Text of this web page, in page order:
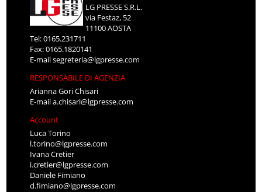
LG PRESSE S.R.L.
via Festaz, 52
11100 AOSTA
Tel: 0165.231711
Fax: 0165.1820141
E-mailsegreteria@lgpresse.com
RESPONSABILE DI AGENZIA
Arianna Gori Chisari
E-maila.chisari@lgpresse.com
Account
Luca Torino
l.torino@lgpresse.com
Ivana Cretier
i.cretier@lgpresse.com
Daniele Fimiano
d.fimiano@lgpresse.com